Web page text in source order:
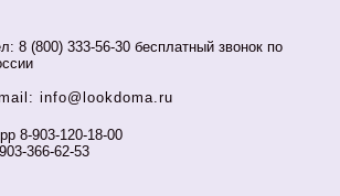
8 (800) 333-56-30 бесплатный звонок по
info@lookdoma.ru
8-903-120-18-00
366-62-53